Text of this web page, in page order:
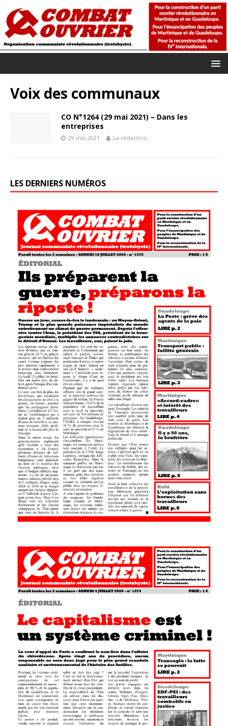
Voix des communaux
CO N°1264 (29 mai 2021) – Dans les
entreprises
29 mai 2021 La rédaction
LES DERNIERS NUMÉROS